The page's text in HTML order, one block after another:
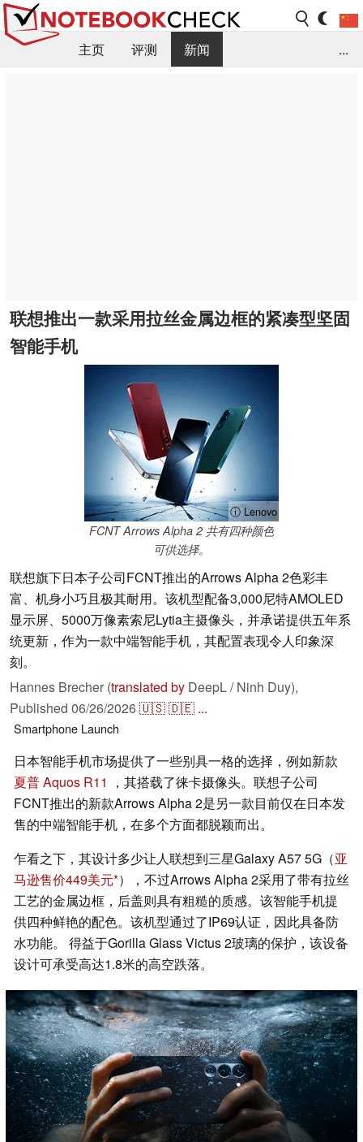
主页 评测
新闻
...
联想推出一款采用拉丝金属边框的紧凑型坚固
智能手机
ⓘ Lenovo
FCNT Arrows Alpha 2 共有四种颜色
可供选择。
联想旗下日本子公司FCNT推出的Arrows Alpha 2色彩丰
富、机身小巧且极其耐用。该机型配备3,000尼特AMOLED
显示屏、5000万像素索尼Lytia主摄像头，并承诺提供五年系
统更新，作为一款中端智能手机，其配置表现令人印象深
刻。
Hannes Brecher (translated by DeepL / Ninh Duy),
Published 06/26/2026🇺🇸🇩🇪 ...
Smartphone Launch
日本智能手机市场提供了一些别具一格的选择，例如新款
夏普 Aquos R11
，其搭载了徕卡摄像头。联想子公司
FCNT推出的新款Arrows Alpha 2是另一款目前仅在日本发
售的中端智能手机，在多个方面都脱颖而出。
乍看之下，其设计多少让人联想到三星Galaxy A57 5G（亚
马逊售价449美元 ），不过Arrows Alpha 2采用了带有拉丝
工艺的金属边框，后盖则具有粗糙的质感。该智能手机提
供四种鲜艳的配色。该机型通过了IP69认证，因此具备防
水功能。 得益于Gorilla Glass Victus 2玻璃的保护，该设备
设计可承受高达1.8米的高空跌落。